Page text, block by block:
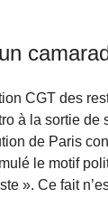
CGT des
à la sortie de
de Paris
le motif
». Ce fait